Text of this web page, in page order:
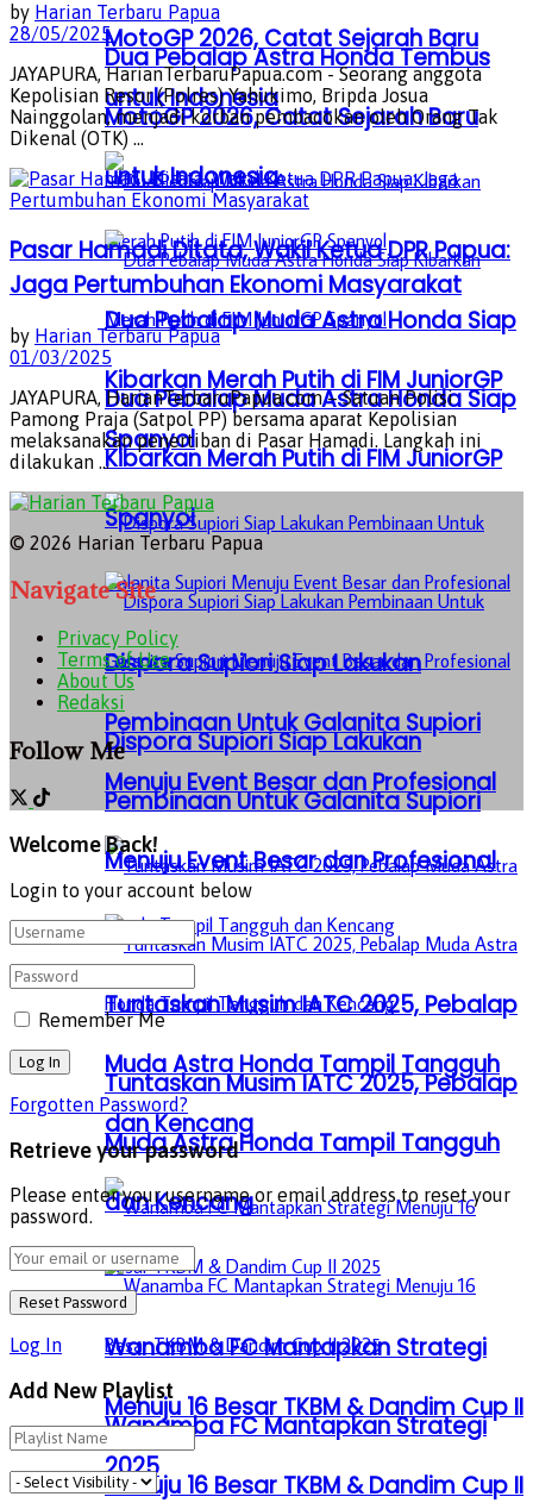
MotoGP 2026, Catat Sejarah Baru
untuk Indonesia
Dua Pebalap Muda Astra Honda Siap
Kibarkan Merah Putih di FIM JuniorGP
Spanyol
Dispora Supiori Siap Lakukan
Pembinaan Untuk Galanita Supiori
Menuju Event Besar dan Profesional
Tuntaskan Musim IATC 2025, Pebalap
Muda Astra Honda Tampil Tangguh
dan Kencang
Wanamba FC Mantapkan Strategi
Menuju 16 Besar TKBM & Dandim Cup II
2025
Dua Pebalap Astra Honda Tembus
MotoGP 2026, Catat Sejarah Baru
untuk Indonesia
Dua Pebalap Muda Astra Honda Siap
Kibarkan Merah Putih di FIM JuniorGP
Spanyol
Dispora Supiori Siap Lakukan
Pembinaan Untuk Galanita Supiori
Menuju Event Besar dan Profesional
Tuntaskan Musim IATC 2025, Pebalap
Muda Astra Honda Tampil Tangguh
dan Kencang
Wanamba FC Mantapkan Strategi
Menuju 16 Besar TKBM & Dandim Cup II
by Harian Terbaru Papua
28/05/2025
JAYAPURA, HarianTerbaruPapua.com - Seorang anggota
Kepolisian Resor (Polres) Yahukimo, Bripda Josua
Nainggolan, menjadi korban pembacokan oleh Orang Tak
Dikenal (OTK) ...
Pasar Hamadi Ditata, Wakil Ketua DPR Papua:
Jaga Pertumbuhan Ekonomi Masyarakat
by Harian Terbaru Papua
01/03/2025
JAYAPURA, HarianTerbaruPapua.com – Satuan Polisi
Pamong Praja (Satpol PP) bersama aparat Kepolisian
melaksanakan penertiban di Pasar Hamadi. Langkah ini
dilakukan ...
© 2026 Harian Terbaru Papua
Navigate Site
Privacy Policy
Terms of Use
About Us
Redaksi
Follow Me
Welcome Back!
Login to your account below
Remember Me
Forgotten Password?
Retrieve your password
Please enter your username or email address to reset your
password.
Log In
Add New Playlist